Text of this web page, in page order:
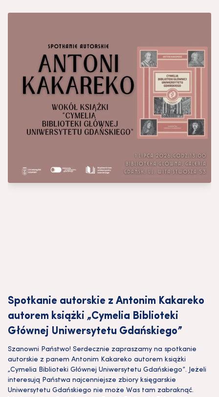
Spotkanie autorskie z Antonim Kakareko
autorem książki „Cymelia Biblioteki
Głównej Uniwersytetu Gdańskiego”
Szanowni Państwo! Serdecznie zapraszamy na spotkanie
autorskie z panem Antonim Kakareko autorem książki
„Cymelia Biblioteki Głównej Uniwersytetu Gdańskiego”. Jeżeli
interesują Państwa najcenniejsze zbiory księgarskie
Uniwersytetu Gdańskiego nie może Was tam zabraknąć.